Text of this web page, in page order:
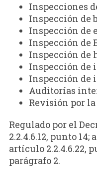
Inspecciones
Inspección de
Inspección de
Inspección de
Inspección de
Inspección de
Inspección de
Auditorías
Revisión por
Regulado por el
2.2.4.6.12, punto 14;
artículo 2.2.4.6.22,
parágrafo 2.